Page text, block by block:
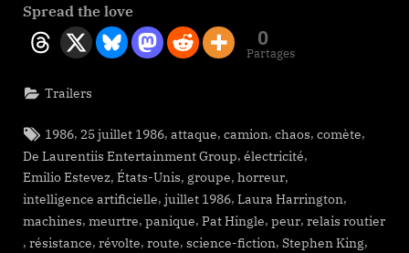
Spread the love
0
Partages
Trailers
Tags:
1986, 25 juillet 1986,attaque,camion,chaos,comète,
De Laurentiis Entertainment Group, électricité,
Emilio Estevez, États-Unis, groupe, horreur,
intelligence artificielle, juillet 1986, Laura Harrington,
machines, meurtre, panique, Pat Hingle, peur, relais routier
, résistance, révolte, route, science-fiction, Stephen King,